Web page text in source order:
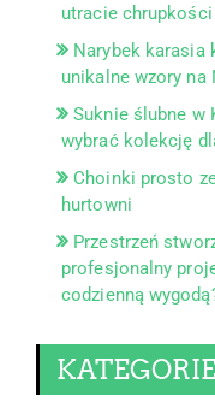
utracie
Narybek karasia
unikalne wzory na
Suknie ślubne w
wybrać kolekcję
Choinki prosto
hurtowni
Przestrzeń
profesjonalny
codzienną